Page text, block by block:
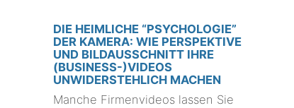
DIE HEIMLICHE “PSYCHOLOGIE”
DER KAMERA: WIE PERSPEKTIVE
UND BILDAUSSCHNITT IHRE
(BUSINESS-)VIDEOS
UNWIDERSTEHLICH MACHEN
Manche Firmenvideos lassen Sie